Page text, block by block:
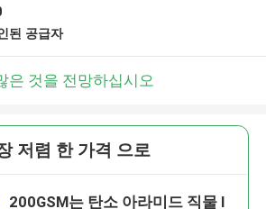
된 공급자
은 것을 전망하십시오
저렴 한 가격 으로
200GSM는 탄소 아라미드 직물 I